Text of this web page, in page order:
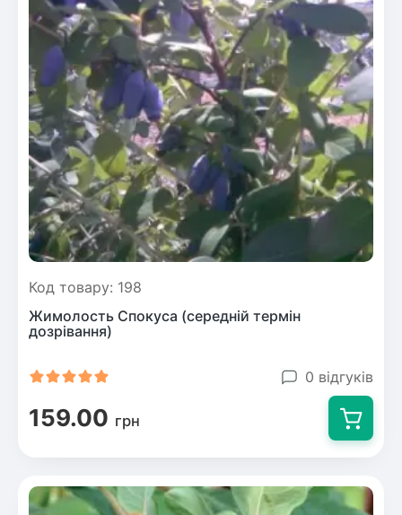
Код товару: 198
Жимолость Спокуса (середній термін
дозрівання)
0 відгуків
159.00 грн